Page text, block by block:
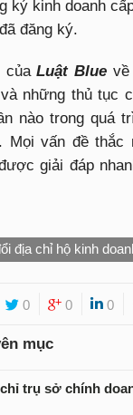
ký kinh doanh
đăng ký.
củaLuật Blue về
những thủ tục
nào trong quá
Mọi vấn đề thắc
giải đáp
địa chỉ hộ kinh
0 0 0
mục
trụ sở chính